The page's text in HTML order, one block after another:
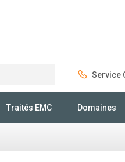
Service
Traités EMC Domaines